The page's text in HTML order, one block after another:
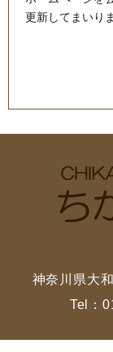
更新してまいり
神奈川県大
Tel：